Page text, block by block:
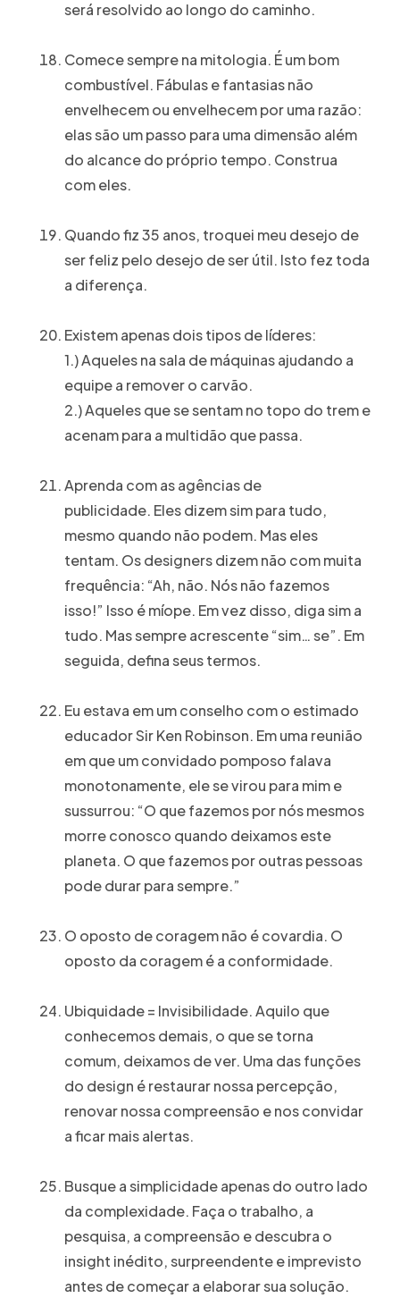
será resolvido ao longo do caminho.
Comece sempre na mitologia. É um bom
combustível. Fábulas e fantasias não
envelhecem ou envelhecem por uma razão:
elas são um passo para uma dimensão além
do alcance do próprio tempo. Construa
com eles.
Quando fiz 35 anos, troquei meu desejo de
ser feliz pelo desejo de ser útil. Isto fez toda
a diferença.
Existem apenas dois tipos de líderes:
1.) Aqueles na sala de máquinas ajudando a
equipe a remover o carvão.
2.) Aqueles que se sentam no topo do trem e
acenam para a multidão que passa.
Aprenda com as agências de
publicidade. Eles dizem sim para tudo,
mesmo quando não podem. Mas eles
tentam. Os designers dizem não com muita
frequência: “Ah, não. Nós não fazemos
isso!” Isso é míope. Em vez disso, diga sim a
tudo. Mas sempre acrescente “sim… se”. Em
seguida, defina seus termos.
Eu estava em um conselho com o estimado
educador Sir Ken Robinson. Em uma reunião
em que um convidado pomposo falava
monotonamente, ele se virou para mim e
sussurrou: “O que fazemos por nós mesmos
morre conosco quando deixamos este
planeta. O que fazemos por outras pessoas
pode durar para sempre.”
O oposto de coragem não é covardia. O
oposto da coragem é a conformidade.
Ubiquidade = Invisibilidade. Aquilo que
conhecemos demais, o que se torna
comum, deixamos de ver. Uma das funções
do design é restaurar nossa percepção,
renovar nossa compreensão e nos convidar
a ficar mais alertas.
Busque a simplicidade apenas do outro lado
da complexidade. Faça o trabalho, a
pesquisa, a compreensão e descubra o
insight inédito, surpreendente e imprevisto
antes de começar a elaborar sua solução.